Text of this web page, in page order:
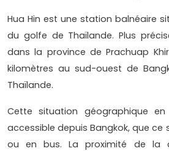
Hua Hin est une station balnéaire
du golfe de Thaïlande. Plus
dans la province de Prachuap
kilomètres au sud-ouest de
Thaïlande.
Cette situation géographique
accessible depuis Bangkok, que ce
ou en bus. La proximité de la